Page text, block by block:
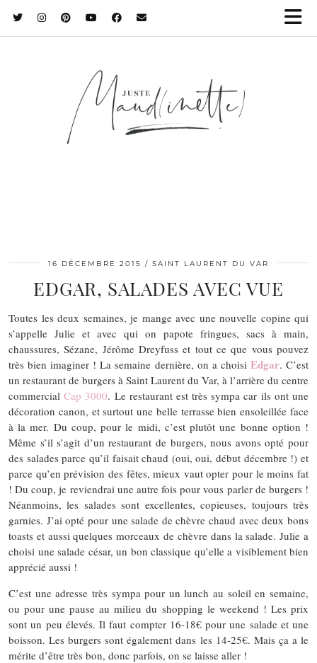
16 DÉCEMBRE 2015 SAINT LAURENT DU VAR
EDGAR, SALADES AVEC VUE
Toutes les deux semaines, je mange avec une nouvelle copine qui
s’appelle Julie et avec qui on papote fringues, sacs à main,
chaussures, Sézane, Jérôme Dreyfuss et tout ce que vous pouvez
très bien imaginer ! La semaine dernière, on a choisi Edgar. C’est
un restaurant de burgers à Saint Laurent du Var, à l’arrière du centre
commercialCap 3000. Le restaurant est très sympa car ils ont une
décoration canon, et surtout une belle terrasse bien ensoleillée face
à la mer. Du coup, pour le midi, c’est plutôt une bonne option !
Même s’il s’agit d’un restaurant de burgers, nous avons opté pour
des salades parce qu’il faisait chaud (oui, oui, début décembre !) et
parce qu’en prévision des fêtes, mieux vaut opter pour le moins fat
! Du coup, je reviendrai une autre fois pour vous parler de burgers !
Néanmoins, les salades sont excellentes, copieuses, toujours très
garnies. J’ai opté pour une salade de chèvre chaud avec deux bons
toasts et aussi quelques morceaux de chèvre dans la salade. Julie a
choisi une salade césar, un bon classique qu’elle a visiblement bien
apprécié aussi !
C’est une adresse très sympa pour un lunch au soleil en semaine,
ou pour une pause au milieu du shopping le weekend ! Les prix
sont un peu élevés. Il faut compter 16-18€ pour une salade et une
boisson. Les burgers sont également dans les 14-25€. Mais ça a le
mérite d’être très bon, donc parfois, on se laisse aller !